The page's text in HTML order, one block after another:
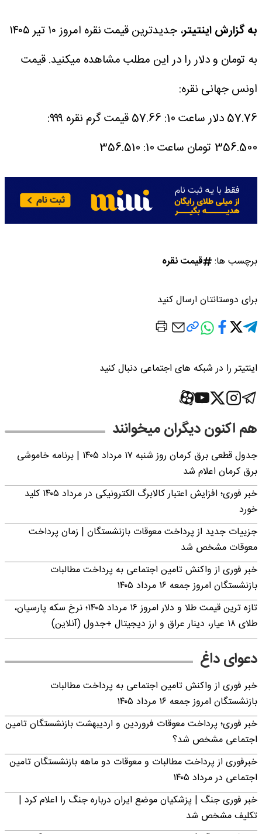
به گزارش اینتیتر
، جدیدترین قیمت نقره امروز ۱۰ تیر ۱۴۰۵
به تومان و دلار را در این مطلب مشاهده میکنید.قیمت
اونس جهانی نقره:
57.76 دلار
ساعت 10: 57.66
قیمت گرم نقره ۹۹۹:
356.500 تومان
ساعت 10: 356.510
برچسب ها: قیمت نقره
برای دوستانتان ارسال کنید
اینتیتر را در شبکه های اجتماعی دنبال کنید
هم اکنون دیگران میخوانند
جدول قطعی برق کرمان روز شنبه ۱۷ مرداد ۱۴۰۵ | برنامه خاموشی
برق کرمان اعلام شد
خبر فوری؛ افزایش اعتبار کالابرگ الکترونیکی در مرداد ۱۴۰۵ کلید
خورد
جزییات جدید از پرداخت معوقات بازنشستگان | زمان پرداخت
معوقات مشخص شد
خبر فوری از واکنش تامین اجتماعی به پرداخت مطالبات
بازنشستگان امروز جمعه ۱۶ مرداد ۱۴۰۵
تازه ترین قیمت طلا و دلار امروز ۱۶ مرداد ۱۴۰۵؛ نرخ سکه پارسیان،
طلای ۱۸ عیار، دینار عراق و ارز دیجیتال +جدول (آنلاین)
دعوای داغ
خبر فوری از واکنش تامین اجتماعی به پرداخت مطالبات
بازنشستگان امروز جمعه ۱۶ مرداد ۱۴۰۵
خبر فوری؛ پرداخت معوقات فروردین و اردیبهشت بازنشستگان تامین
اجتماعی مشخص شد؟
خبرفوری از پرداخت مطالبات و معوقات دو ماهه بازنشستگان تامین
اجتماعی در مرداد ۱۴۰۵
خبر فوری جنگ | پزشکیان موضع ایران درباره جنگ را اعلام کرد |
تکلیف مشخص شد